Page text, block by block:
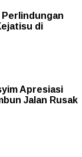
Perlindungan
di
Apresiasi
Jalan Rusak